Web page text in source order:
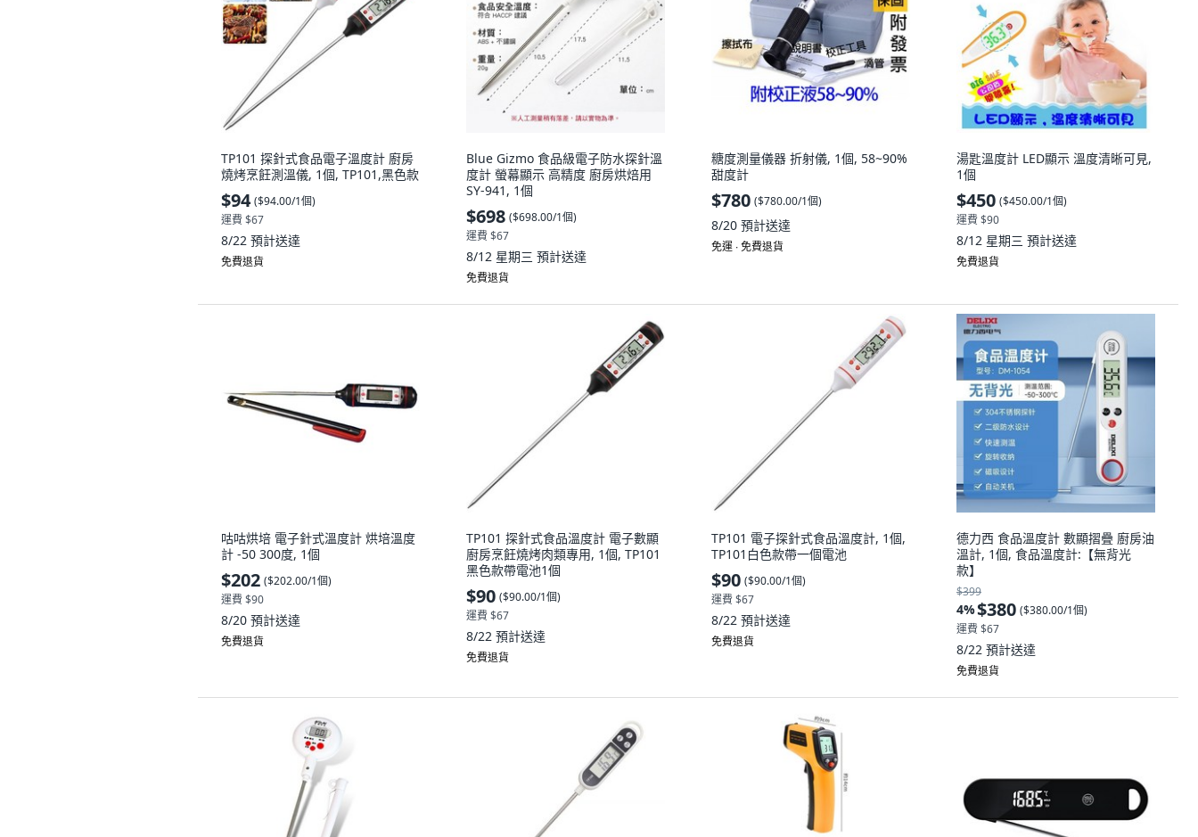
TP101 探針式食品電子溫度計 廚房
燒烤烹飪測溫儀, 1個, TP101,黑色款
$94 ($94.00/1個)
運費 $67
8/22 預計送達
免費退貨
Blue Gizmo 食品級電子防水探針溫
度計 螢幕顯示 高精度 廚房烘焙用
SY-941, 1個
$698 ($698.00/1個)
運費 $67
8/12 星期三 預計送達
免費退貨
糖度測量儀器 折射儀, 1個, 58~90%
甜度計
$780 ($780.00/1個)
8/20 預計送達
免運 ∙ 免費退貨
湯匙溫度計 LED顯示 溫度清晰可見,
1個
$450 ($450.00/1個)
運費 $90
8/12 星期三 預計送達
免費退貨
咕咕烘培 電子針式溫度計 烘培溫度
計 -50 300度, 1個
$202 ($202.00/1個)
運費 $90
8/20 預計送達
免費退貨
TP101 探針式食品溫度計 電子數顯
廚房烹飪燒烤肉類專用, 1個, TP101
黑色款帶電池1個
$90 ($90.00/1個)
運費 $67
8/22 預計送達
免費退貨
TP101 電子探針式食品溫度計, 1個,
TP101白色款帶一個電池
$90 ($90.00/1個)
運費 $67
8/22 預計送達
免費退貨
德力西 食品溫度計 數顯摺疊 廚房油
溫計, 1個, 食品溫度計:【無背光
款】
$399
4%$380 ($380.00/1個)
運費 $67
8/22 預計送達
免費退貨